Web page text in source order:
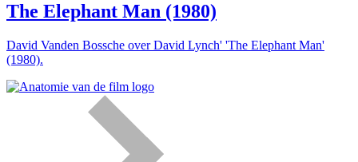
The Elephant Man (1980)
David Vanden Bossche over David Lynch' 'The Elephant Man'
(1980).